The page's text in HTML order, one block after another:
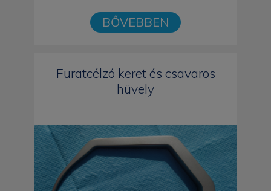
BŐVEBBEN
Furatcélzó keret és csavaros
hüvely